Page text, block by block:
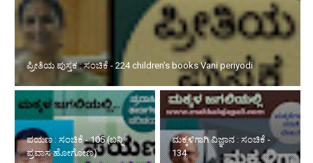
ಪ್ರೀತಿಯ ಪುಸ್ತಕ : ಸಂಚಿಕೆ - 224 children's books Vani periyodi
ಪಯಣ : ಸಂಚಿಕೆ - 105 (ಬನ್ನಿ
ಪ್ರವಾಸ ಹೋಗೋಣ)
ಮಕ್ಕಳಿಗಾಗಿ ವಿಜ್ಞಾನ : ಸಂಚಿಕೆ -
134